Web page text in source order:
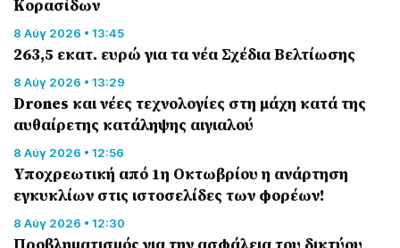
Κορασίδων
8 Αύγ 2026 • 13:45
263,5 εκατ. ευρώ για τα νέα Σχέδια Βελτίωσης
8 Αύγ 2026 • 13:29
Drones και νέες τεχνολογίες στη μάχη κατά της
αυθαίρετης κατάληψης αιγιαλού
8 Αύγ 2026 • 12:56
Υποχρεωτική από 1η Οκτωβρίου η ανάρτηση
εγκυκλίων στις ιστοσελίδες των φορέων!
8 Αύγ 2026 • 12:30